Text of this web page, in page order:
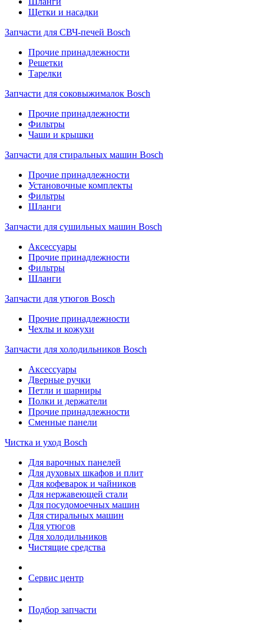
Щетки и насадки
Запчасти для СВЧ-печей Bosch
Прочие принадлежности
Решетки
Тарелки
Запчасти для соковыжималок Bosch
Прочие принадлежности
Фильтры
Чаши и крышки
Запчасти для стиральных машин Bosch
Прочие принадлежности
Установочные комплекты
Фильтры
Шланги
Запчасти для сушильных машин Bosch
Аксессуары
Прочие принадлежности
Фильтры
Шланги
Запчасти для утюгов Bosch
Прочие принадлежности
Чехлы и кожухи
Запчасти для холодильников Bosch
Аксессуары
Дверные ручки
Петли и шарниры
Полки и держатели
Прочие принадлежности
Сменные панели
Чистка и уход Bosch
Для варочных панелей
Для духовых шкафов и плит
Для кофеварок и чайников
Для нержавеющей стали
Для посудомоечных машин
Для стиральных машин
Для утюгов
Для холодильников
Чистящие средства
Сервис центр
Подбор запчасти